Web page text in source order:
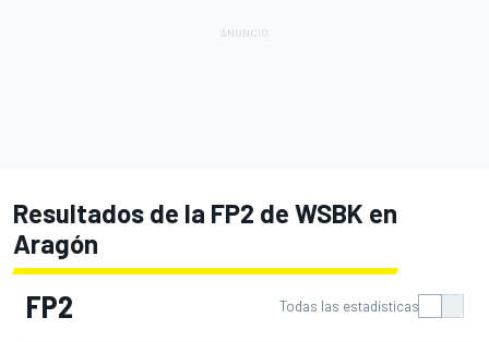
Resultados de la FP2 de WSBK en
Aragón
FP2 Todas las estadísticas